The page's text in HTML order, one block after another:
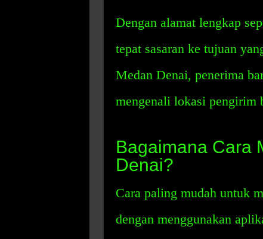
Dengan alamat lengkap
tepat sasaran ke tujuan
Medan Denai, penerima
mengenali lokasi pengirim
Bagaimana Cara
Denai?
Cara paling mudah untuk
dengan menggunakan